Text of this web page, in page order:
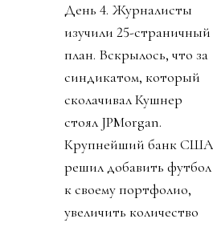
День 4. Журналисты
изучили 25-страничный
план. Вскрылось, что за
синдикатом, который
сколачивал Кушнер
стоял JPMorgan.
Крупнейший банк США
решил добавить футбол
к своему портфолио,
увеличить количество